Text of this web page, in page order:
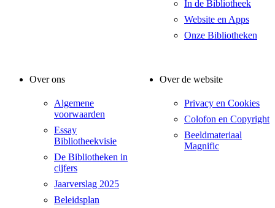
In de Bibliotheek
Website en Apps
Onze Bibliotheken
Over ons
Algemene
voorwaarden
Essay
Bibliotheekvisie
De Bibliotheken in
cijfers
Jaarverslag 2025
Beleidsplan
Over de website
Privacy en Cookies
Colofon en Copyright
Beeldmateriaal
Magnific